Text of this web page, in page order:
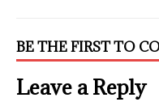
BE THE FIRST TO
Leave a Reply